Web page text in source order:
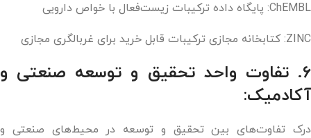
ChEMBL: پایگاه داده ترکیبات زیست‌فعال با خواص دارویی
ZINC: کتابخانه مجازی ترکیبات قابل خرید برای غربالگری مجازی
۶. تفاوت واحد تحقیق و توسعه صنعتی و
آکادمیک:
درک تفاوت‌های بین تحقیق و توسعه در محیط‌های صنعتی و